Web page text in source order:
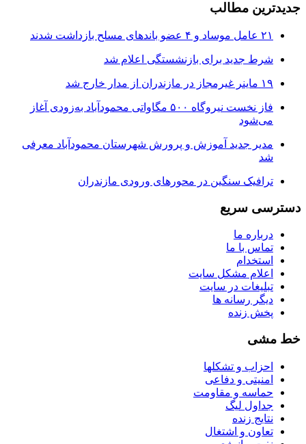
جدیدترین مطالب
۲۱ عامل موساد و ۴ عضو باند‌های مسلح بازداشت شدند
شرط جدید برای بازنشستگی اعلام شد
۱۹ ماینر غیرمجاز در مازندران از مدار خارج شد
فاز نخست نیروگاه ۵۰۰ مگاواتی محمودآباد به‌زودی آغاز
می‌شود
مدیر جدید آموزش و پرورش شهرستان محمودآباد معرفی
شد
ترافیک سنگین در محور‌های ورودی مازندران
دسترسی سریع
درباره ما
تماس با ما
استخدام
اعلام مشکل سایت
تبلیغات در سایت
ديگر رسانه ها
پخش زنده
خط مشی
احزاب و تشکلها
امنیتی و دفاعی
حماسه و مقاومت
جداول لیگ
نتایج زنده
تعاون و اشتغال